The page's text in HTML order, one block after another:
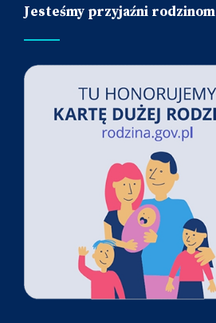
Jesteśmy przyjaźni rodzinom